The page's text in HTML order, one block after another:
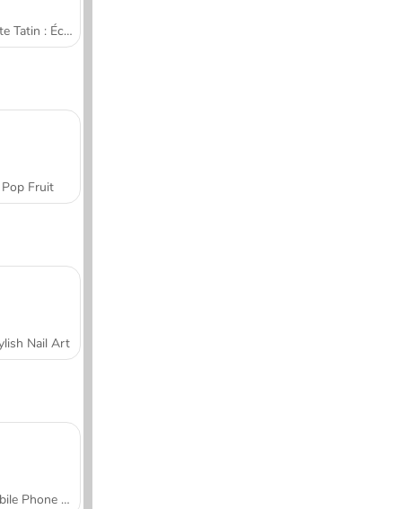
Tarte Tatin : École de cuisine de Sara
Pop Fruit
Nail Art
Mobile Phone Case Design & DIY